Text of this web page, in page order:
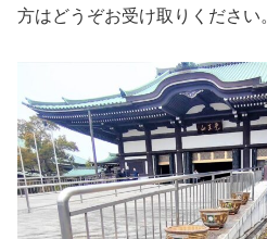
方はどうぞお受け取りください。